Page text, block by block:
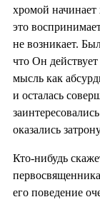
хромой
это
не возникает.
что Он
мысль как
и осталась
оказались
Кто-нибудь
его поведение